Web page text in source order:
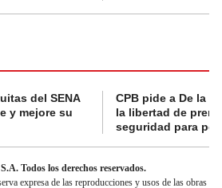
del SENA
y mejore su
CPB pide a De la
la libertad de
seguridad para
Todos los derechos reservados.
expresa de las reproducciones y usos de las obras